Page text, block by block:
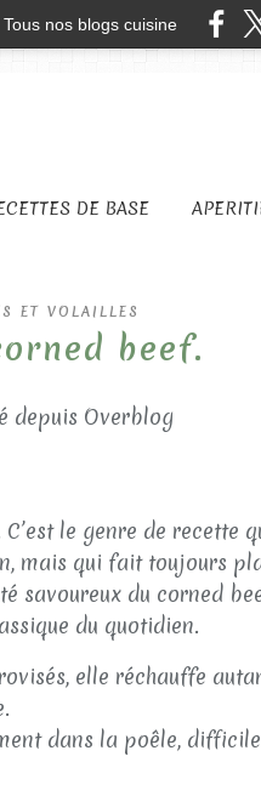
Tous nos blogs cuisine
DE BASE
ET VOLAILLES
beef.
depuis Overblog
le genre de recette
mais qui fait toujours
savoureux du corned
du quotidien.
elle réchauffe
dans la poêle,